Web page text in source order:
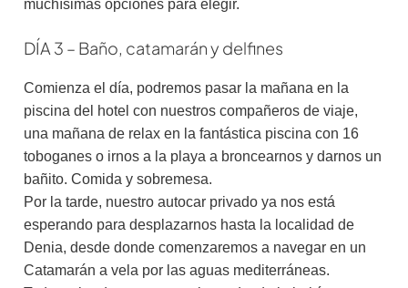
muchísimas opciones para elegir.
DÍA 3 – Baño, catamarán y delfines
Comienza el día, podremos pasar la mañana en la
piscina del hotel con nuestros compañeros de viaje,
una mañana de relax en la fantástica piscina con 16
toboganes o irnos a la playa a broncearnos y darnos un
bañito. Comida y sobremesa.
Por la tarde, nuestro autocar privado ya nos está
esperando para desplazarnos hasta la localidad de
Denia, desde donde comenzaremos a navegar en un
Catamarán a vela por las aguas mediterráneas.